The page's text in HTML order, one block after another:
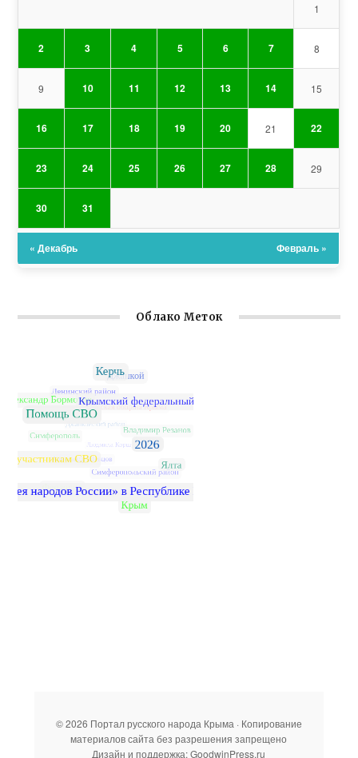
1
2 3 4 5 6 7 8
9 10 11 12 13 14 15
16 17 18 19 20 21 22
23 24 25 26 27 28 29
30 31
« Декабрь Февраль »
Облако Меток
© 2026 Портал русского народа Крыма · Копирование
материалов сайта без разрешения запрещено
Дизайн и поддержка: GoodwinPress.ru